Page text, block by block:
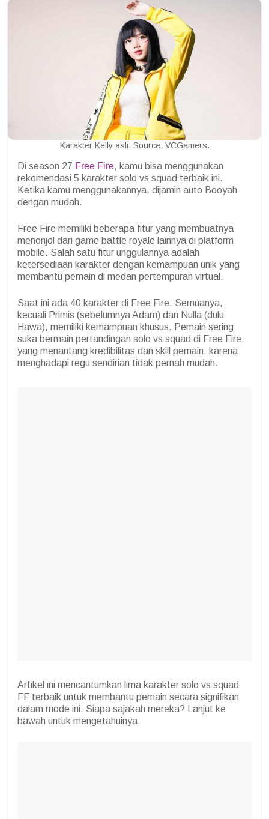
Karakter Kelly asli. Source: VCGamers.
Di season 27 Free Fire, kamu bisa menggunakan
rekomendasi 5 karakter solo vs squad terbaik ini.
Ketika kamu menggunakannya, dijamin auto Booyah
dengan mudah.
Free Fire memiliki beberapa fitur yang membuatnya
menonjol dari game battle royale lainnya di platform
mobile. Salah satu fitur unggulannya adalah
ketersediaan karakter dengan kemampuan unik yang
membantu pemain di medan pertempuran virtual.
Saat ini ada 40 karakter di Free Fire. Semuanya,
kecuali Primis (sebelumnya Adam) dan Nulla (dulu
Hawa), memiliki kemampuan khusus. Pemain sering
suka bermain pertandingan solo vs squad di Free Fire,
yang menantang kredibilitas dan skill pemain, karena
menghadapi regu sendirian tidak pernah mudah.
Artikel ini mencantumkan lima karakter solo vs squad
FF terbaik untuk membantu pemain secara signifikan
dalam mode ini. Siapa sajakah mereka? Lanjut ke
bawah untuk mengetahuinya.